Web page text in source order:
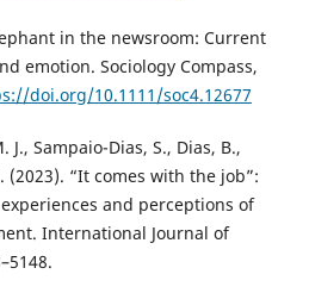
in the newsroom: Current
emotion. Sociology Compass,
doi.org/10.1111/soc4.12677
Sampaio-Dias, S., Dias, B.,
(2023). “It comes with the job”:
and perceptions of
International Journal of